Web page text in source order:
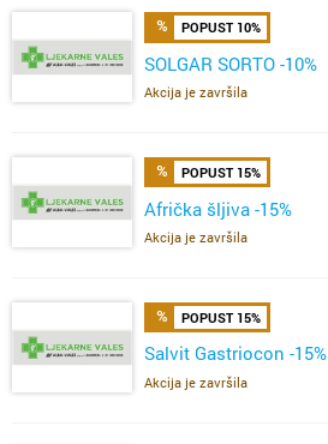
POPUST 10%
SOLGAR SORTO -10%
Akcija je završila
POPUST 15%
Afrička šljiva -15%
Akcija je završila
POPUST 15%
Salvit Gastriocon -15%
Akcija je završila